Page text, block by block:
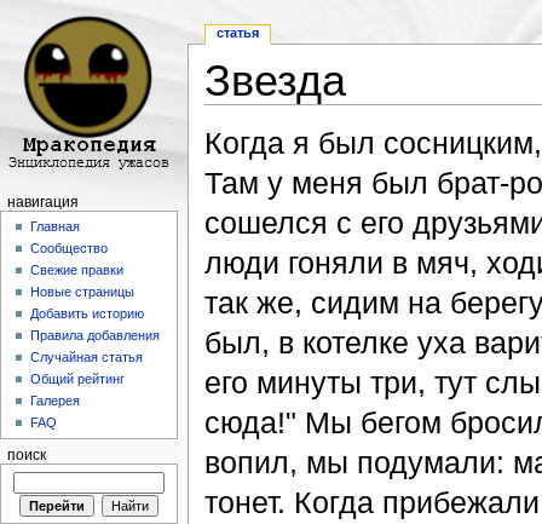
Звезда
Когда я был
Там у меня был брат-
сошелся с его
люди гоняли в мяч,
так же, сидим на
был, в котелке уха
его минуты три, тут
сюда!" Мы бегом
вопил, мы подумали:
тонет. Когда
статья
навигация
Главная
Сообщество
Свежие правки
Новые страницы
Добавить историю
Правила добавления
Случайная статья
Общий рейтинг
Галерея
FAQ
поиск